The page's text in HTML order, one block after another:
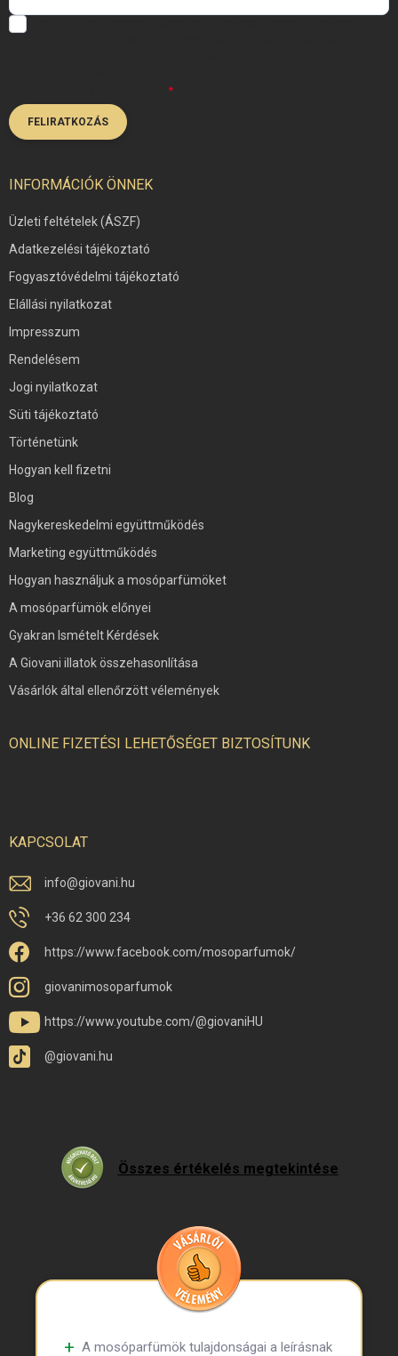
FELIRATKOZÁS
INFORMÁCIÓK ÖNNEK
Üzleti feltételek (ÁSZF)
Adatkezelési tájékoztató
Fogyasztóvédelmi tájékoztató
Elállási nyilatkozat
Impresszum
Rendelésem
Jogi nyilatkozat
Süti tájékoztató
Történetünk
Hogyan kell fizetni
Blog
Nagykereskedelmi együttműködés
Marketing együttműködés
Hogyan használjuk a mosóparfümöket
A mosóparfümök előnyei
Gyakran Ismételt Kérdések
A Giovani illatok összehasonlítása
Vásárlók által ellenőrzött vélemények
ONLINE FIZETÉSI LEHETŐSÉGET BIZTOSÍTUNK
KAPCSOLAT
info@giovani.hu
+36 62 300 234
https://www.facebook.com/mosoparfumok/
giovanimosoparfumok
https://www.youtube.com/@giovaniHU
@giovani.hu
Összes értékelés megtekintése
A mosóparfümök tulajdonságai a leírásnak